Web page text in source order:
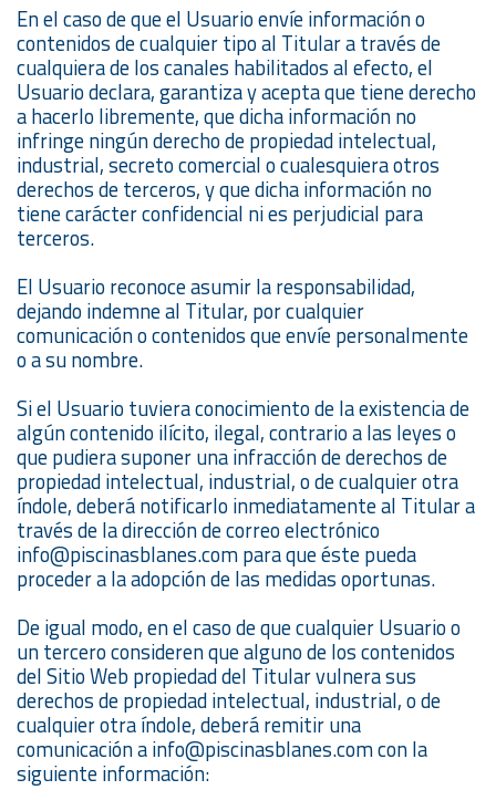
En el caso de que el Usuario envíe información o
contenidos de cualquier tipo al Titular a través de
cualquiera de los canales habilitados al efecto, el
Usuario declara, garantiza y acepta que tiene derecho
a hacerlo libremente, que dicha información no
infringe ningún derecho de propiedad intelectual,
industrial, secreto comercial o cualesquiera otros
derechos de terceros, y que dicha información no
tiene carácter confidencial ni es perjudicial para
terceros.
El Usuario reconoce asumir la responsabilidad,
dejando indemne al Titular, por cualquier
comunicación o contenidos que envíe personalmente
o a su nombre.
Si el Usuario tuviera conocimiento de la existencia de
algún contenido ilícito, ilegal, contrario a las leyes o
que pudiera suponer una infracción de derechos de
propiedad intelectual, industrial, o de cualquier otra
índole, deberá notificarlo inmediatamente al Titular a
través de la dirección de correo electrónico
info@piscinasblanes.com para que éste pueda
proceder a la adopción de las medidas oportunas.
De igual modo, en el caso de que cualquier Usuario o
un tercero consideren que alguno de los contenidos
del Sitio Web propiedad del Titular vulnera sus
derechos de propiedad intelectual, industrial, o de
cualquier otra índole, deberá remitir una
comunicación a info@piscinasblanes.com con la
siguiente información: